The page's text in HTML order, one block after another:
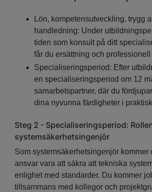
Lön, kompetensutveckling, trygg
handledning: Under
tiden som konsult på ditt
får du ersättning och
Specialiseringsperiod: Efter
en specialiseringsperiod om 12
samarbetspartner, där du
dina nyvunna färdigheter i
Steg 2 - Specialiseringsperiod:
systemsäkerhetsingenjör
Som systemsäkerhetsingenjör kommer
ansvar vara att säkra att tekniska
enlighet med standarder. Du kommer
tillsammans med kollegor och